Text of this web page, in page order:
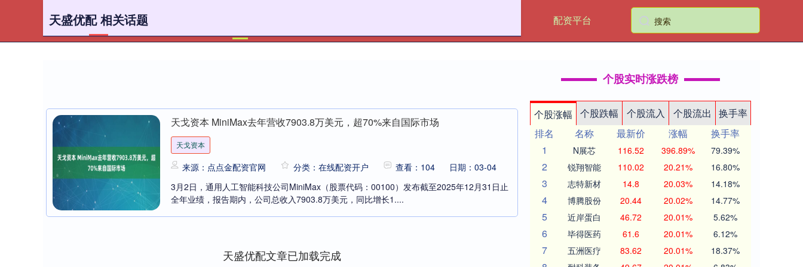
配资平台
天盛优配 相关话题
天戈资本 MiniMax去年营收7903.8万美元，超70%来自国际市场
天戈资本
来源：点点金配资官网 分类：在线配资开户 查看：104
日期：03-04
3月2日，通用人工智能科技公司MiniMax（股票代码：00100）发布截至2025年12月31日止
全年业绩，报告期内，公司总收入7903.8万美元，同比增长1....
天盛优配文章已加载完成
个股实时涨跌榜
个股涨幅 个股跌幅 个股流入 个股流出
换手率
排名
名称 最新价 涨幅
换手率
1
N展芯 116.52 396.89% 79.39%
2 锐翔智能 110.02 20.21% 16.80%
3 志特新材 14.8 20.03% 14.18%
4 博腾股份 20.44 20.02% 14.77%
5 近岸蛋白 46.72 20.01% 5.62%
6 毕得医药 61.6 20.01% 6.12%
7 五洲医疗 83.62 20.01% 18.37%